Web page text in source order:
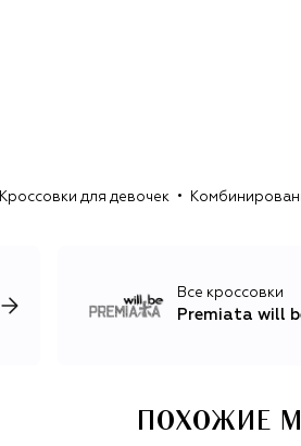
Кроссовки для девочек
Все кроссовки
Premiata will
ПОХОЖИЕ